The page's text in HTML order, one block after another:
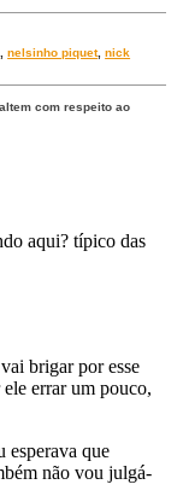
,nelsinho piquet,nick
com respeito ao